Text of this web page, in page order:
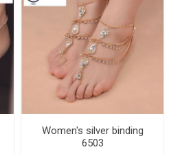
Women's silver binding
6503